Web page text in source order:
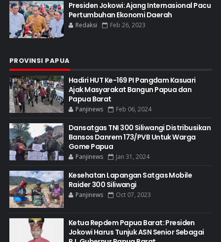
Presiden Jokowi: Ajang Internasional Pacu
Pertumbuhan Ekonomi Daerah
Redaksi Feb 26, 2023
PROVINSI PAPUA
Hadiri HUT Ke-169 PI Pangdam Kasuari
Ajak Masyarakat Bangun Papua dan
Papua Barat
Panjinews Feb 06, 2024
Dansatgas TNI 300 Siliwangi Distribusikan
Bansos Danrem 173/PVB Untuk Warga
Gome Papua
Panjinews Jan 31, 2024
Kesehatan Lapangan Satgas Mobile
Raider 300 Siliwangi
Panjinews Oct 07, 2023
Ketua Repdem Papua Barat: Presiden
Jokowi Harus Tunjuk ASN Senior Sebagai